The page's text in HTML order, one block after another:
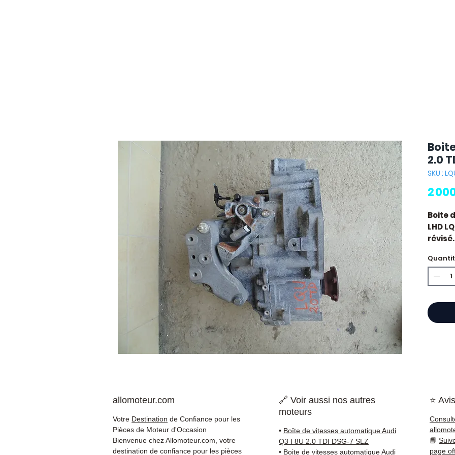
2.0
SKU :
2
Boite
LHD
est
allomoteur.com
Votre Destination de Confiance pour les
Pièces de Moteur d'Occasion
Bienvenue chez Allomoteur.com, votre
destination de confiance pour les pièces
🔗 Voir aussi nos autres
moteurs
• Boîte de vitesses automatique Audi
Q3 I 8U 2.0 TDI DSG-7 SLZ
• Boite de vitesses automatique Audi
⭐
📘
page